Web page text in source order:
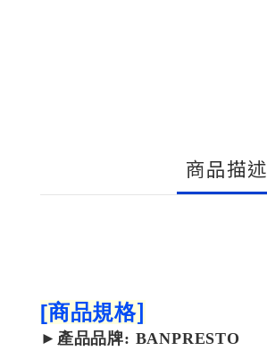
商品描述
[商品規格]
► 產品品牌: BANPRESTO